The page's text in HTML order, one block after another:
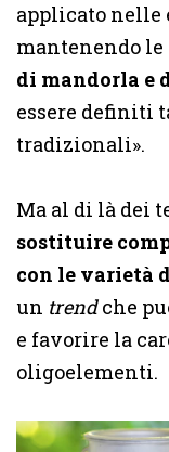
applicato
mantenendo le
di mandorla e
essere definiti
tradizionali».
Ma al di là dei
sostituire
con le varietà
un trendche
e favorire la
oligoelementi.